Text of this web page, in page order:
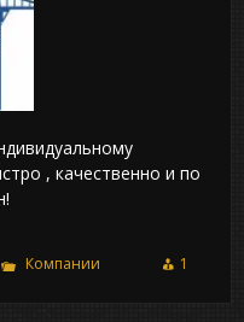
, качественно и по
Компании 1